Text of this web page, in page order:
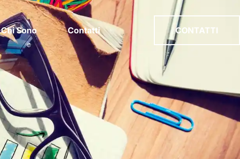
Chi Sono Contatti CONTATTI